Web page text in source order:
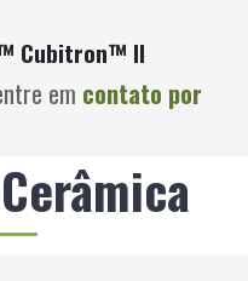
Cubitron™ II
em contato por